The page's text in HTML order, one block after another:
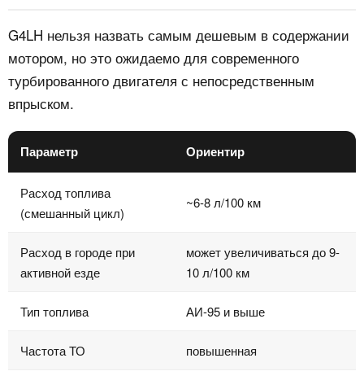
G4LH нельзя назвать самым дешевым в содержании
мотором, но это ожидаемо для современного
турбированного двигателя с непосредственным
впрыском.
Параметр Ориентир
Расход топлива
(смешанный цикл)
~6-8 л/100 км
Расход в городе при
активной езде
может увеличиваться до 9-
10 л/100 км
Тип топлива АИ-95 и выше
Частота ТО повышенная